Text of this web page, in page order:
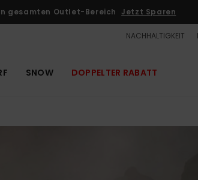
gesamten Outlet-Bereich Jetzt Sparen
NACHHALTIGKEIT
SNOW DOPPELTER RABATT